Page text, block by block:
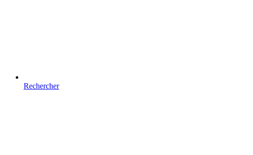
Rechercher